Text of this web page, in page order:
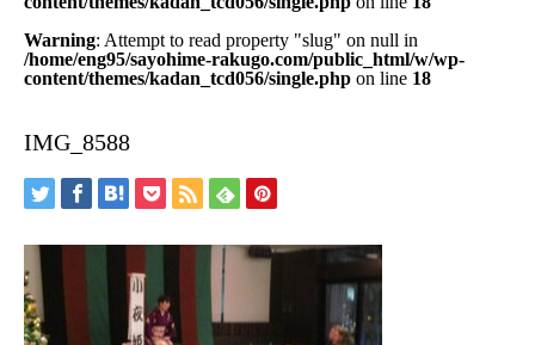
Warning: Attempt to read property "slug" on null in
/home/eng95/sayohime-rakugo.com/public_html/w/wp-
content/themes/kadan_tcd056/single.php on line 18
IMG_8588